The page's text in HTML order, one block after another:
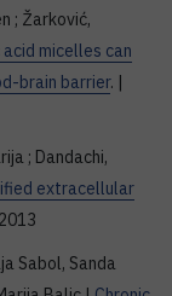
; Žarković,
micelles can
brain barrier. |
; Dandachi,
extracellular
Sabol, Sanda